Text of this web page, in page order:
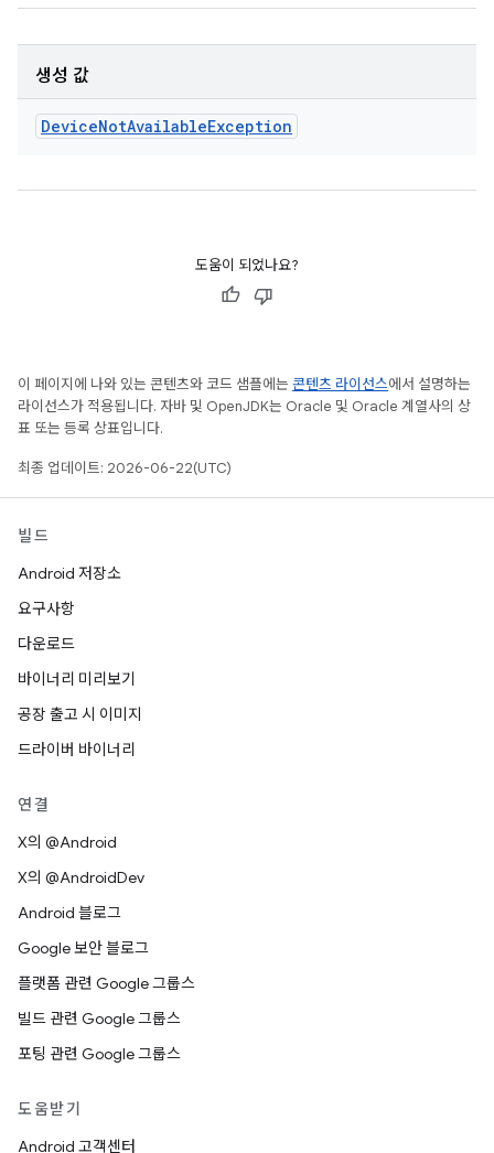
생성 값
DeviceNotAvailableException
도움이 되었나요?
이 페이지에 나와 있는 콘텐츠와 코드 샘플에는 콘텐츠 라이선스에서 설명하는
라이선스가 적용됩니다. 자바 및 OpenJDK는 Oracle 및 Oracle 계열사의 상
표 또는 등록 상표입니다.
최종 업데이트: 2026-06-22(UTC)
빌드
Android 저장소
요구사항
다운로드
바이너리 미리보기
공장 출고 시 이미지
드라이버 바이너리
연결
X의 @Android
X의 @AndroidDev
Android 블로그
Google 보안 블로그
플랫폼 관련 Google 그룹스
빌드 관련 Google 그룹스
포팅 관련 Google 그룹스
도움받기
Android 고객센터